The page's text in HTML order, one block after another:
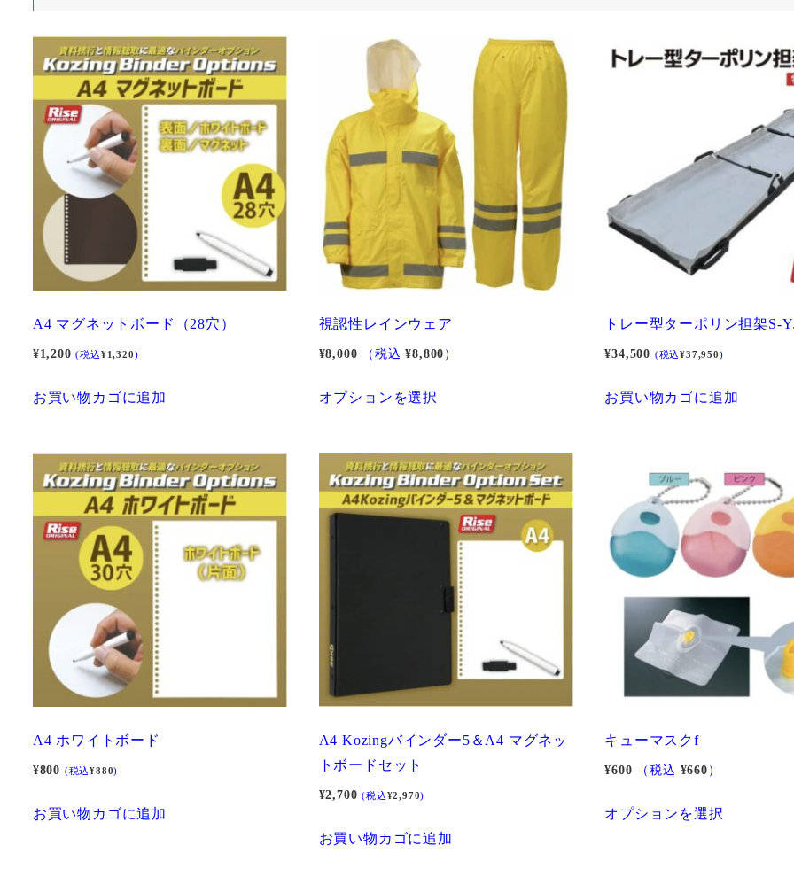
A4 マグネットボード（28穴）
¥1,200 (税込¥1,320)
お買い物カゴに追加
視認性レインウェア
¥8,000 （税込¥8,800 ）
オプションを選択
の
品
に
は
ー
シ
り
トレー型ターポリン担架S-
¥34,500 (税込¥37,950)
お買い物カゴに追加
A4 ホワイトボード
¥800 (税込¥880)
お買い物カゴに追加
A4 Kozingバインダー5＆A4 マグネッ
トボードセット
¥2,700 (税込¥2,970)
お買い物カゴに追加
キューマスクf
¥600 （税込 ¥660 ）
オプションを選択
の